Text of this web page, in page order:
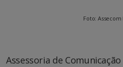
Foto: Assecom
Assessoria de